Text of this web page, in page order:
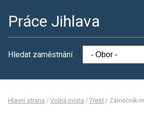
Práce Jihlava
Hledat zaměstnání
Hlavní strana / Volná místa / Třešť/ Zámečník-